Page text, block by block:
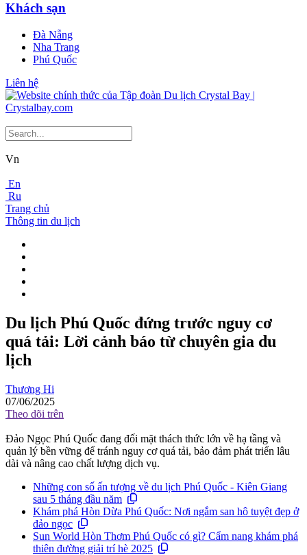
Khách sạn
Đà Nẵng
Nha Trang
Phú Quốc
Liên hệ
Vn
En
Ru
Trang chủ
Thông tin du lịch
Du lịch Phú Quốc đứng trước nguy cơ
quá tải: Lời cảnh báo từ chuyên gia du
lịch
Thương Hi
07/06/2025
Theo dõi trên
Đảo Ngọc Phú Quốc đang đối mặt thách thức lớn về hạ tầng và
quản lý bền vững để tránh nguy cơ quá tải, bảo đảm phát triển lâu
dài và nâng cao chất lượng dịch vụ.
Những con số ấn tượng về du lịch Phú Quốc - Kiên Giang
sau 5 tháng đầu năm
Khám phá Hòn Dừa Phú Quốc: Nơi ngắm san hô tuyệt đẹp ở
đảo ngọc
Sun World Hòn Thơm Phú Quốc có gì? Cẩm nang khám phá
thiên đường giải trí hè 2025